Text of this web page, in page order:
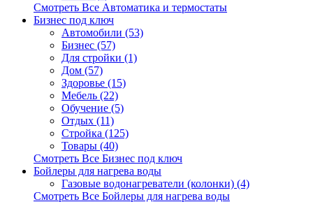
Смотреть Все Автоматика и термостаты
Бизнес под ключ
Автомобили (53)
Бизнес (57)
Для стройки (1)
Дом (57)
Здоровье (15)
Мебель (22)
Обучение (5)
Отдых (11)
Стройка (125)
Товары (40)
Смотреть Все Бизнес под ключ
Бойлеры для нагрева воды
Газовые водонагреватели (колонки) (4)
Смотреть Все Бойлеры для нагрева воды